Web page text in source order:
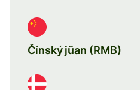
Čínský jüan (RMB)